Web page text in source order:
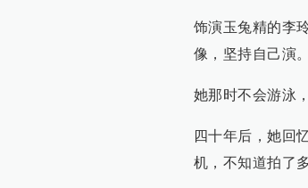
饰演玉兔精的李
像，坚持自己演。
她那时不会游泳
四十年后，她回
机，不知道拍了